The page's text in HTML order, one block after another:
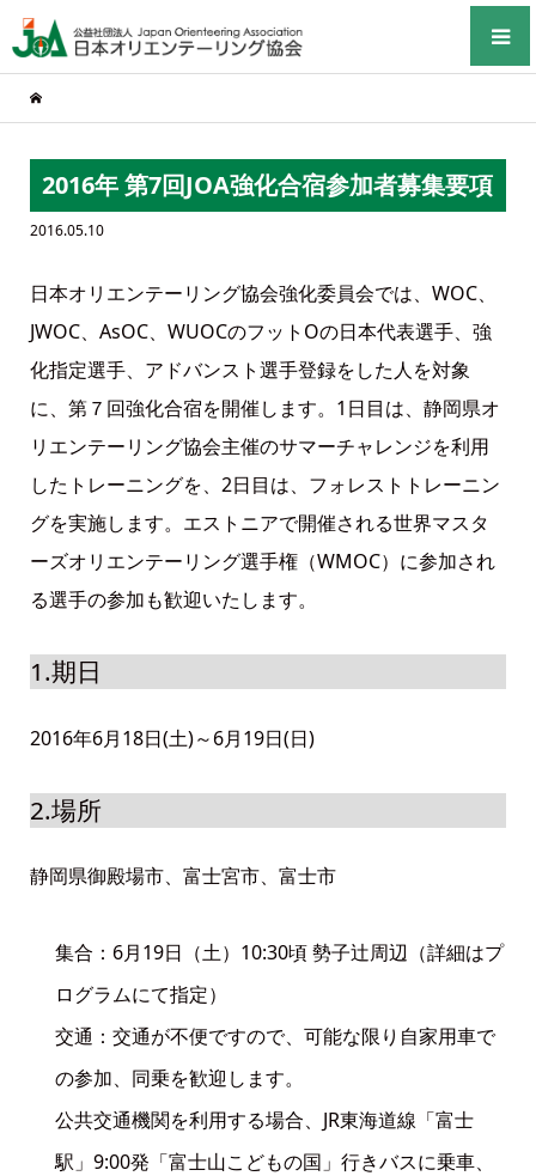
2016年 第7回JOA強化合宿参加者募集要項
2016.05.10
日本オリエンテーリング協会強化委員会では、WOC、
JWOC、AsOC、WUOCのフットOの日本代表選手、強
化指定選手、アドバンスト選手登録をした人を対象
に、第７回強化合宿を開催します。1日目は、静岡県オ
リエンテーリング協会主催のサマーチャレンジを利用
したトレーニングを、2日目は、フォレストトレーニン
グを実施します。エストニアで開催される世界マスタ
ーズオリエンテーリング選手権（WMOC）に参加され
る選手の参加も歓迎いたします。
1.期日
2016年6月18日(土)～6月19日(日)
2.場所
静岡県御殿場市、富士宮市、富士市
集合：6月19日（土）10:30頃 勢子辻周辺（詳細はプ
ログラムにて指定）
交通：交通が不便ですので、可能な限り自家用車で
の参加、同乗を歓迎します。
公共交通機関を利用する場合、JR東海道線「富士
駅」9:00発「富士山こどもの国」行きバスに乗車、